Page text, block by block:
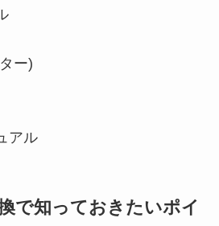
ー)
アル
で知っておきたいポイ